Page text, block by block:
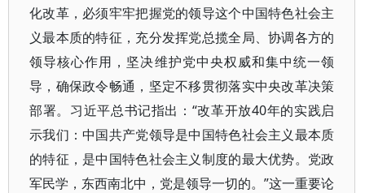
化改革，必须牢牢把握党的领导这个中国特色社会主
义最本质的特征，充分发挥党总揽全局、协调各方的
领导核心作用，坚决维护党中央权威和集中统一领
导，确保政令畅通，坚定不移贯彻落实中央改革决策
部署。习近平总书记指出：“改革开放40年的实践启
示我们：中国共产党领导是中国特色社会主义最本质
的特征，是中国特色社会主义制度的最大优势。党政
军民学，东西南北中，党是领导一切的。”这一重要论